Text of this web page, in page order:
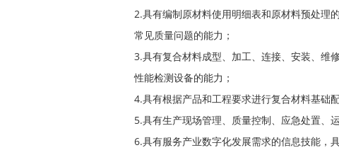
2.具有编制原材料使用明细表和原材料预处理
常见质量问题的能力；
3.具有复合材料成型、加工、连接、安装、维
性能检测设备的能力；
4.具有根据产品和工程要求进行复合材料基础
5.具有生产现场管理、质量控制、应急处置、
6.具有服务产业数字化发展需求的信息技能，